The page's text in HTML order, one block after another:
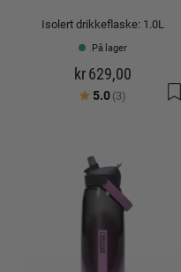
Isolert drikkeflaske: 1.0L
På lager
kr 629,00
Karakter:
5.0(3) av 5 mulige